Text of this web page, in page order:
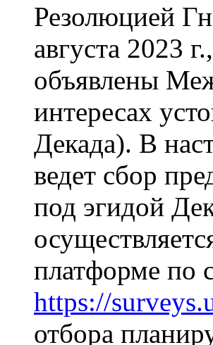
Резолюцией
августа 2023
объявлены
интересах
Декада). В
ведет сбор
под эгидой
платформе по
https://
отбора